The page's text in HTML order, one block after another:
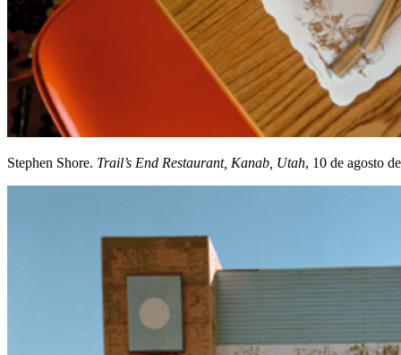
Stephen Shore. Trail’s End Restaurant, Kanab, Utah, 10 de agosto